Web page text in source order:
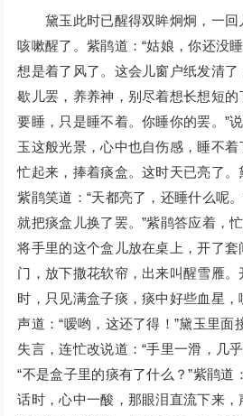
黛玉此时已醒得双眸炯炯，一回
咳嗽醒了。紫鹃道：“姑娘，你还没
想是着了风了。这会儿窗户纸发清
歇儿罢，养养神，别尽着想长想短的
要睡，只是睡不着。你睡你的罢。”
玉这般光景，心中也自伤感，睡不
忙起来，捧着痰盒。这时天已亮了。
紫鹃笑道：“天都亮了，还睡什么呢
就把痰盒儿换了罢。”紫鹃答应着，
将手里的这个盒儿放在桌上，开了套
门，放下撒花软帘，出来叫醒雪雁
时，只见满盒子痰，痰中好些血星
声道：“嗳哟，这还了得！”黛玉里面
失言，连忙改说道：“手里一滑，几
“不是盒子里的痰有了什么？”紫鹃道
话时，心中一酸，那眼泪直流下来